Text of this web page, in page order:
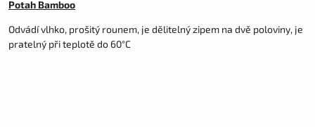
Potah Bamboo
Odvádí vlhko, prošitý rounem, je dělitelný zipem na dvě poloviny, je
pratelný při teplotě do 60°C